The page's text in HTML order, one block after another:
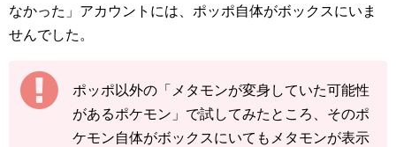
なかった」アカウントには、ポッポ自体がボックスにいま
せんでした。
ポッポ以外の「メタモンが変身していた可能性
があるポケモン」で試してみたところ、そのポ
ケモン自体がボックスにいてもメタモンが表示